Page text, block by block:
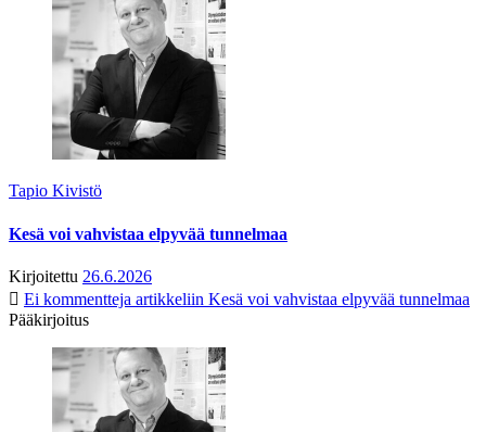
Tapio Kivistö
Kesä voi vahvistaa elpyvää tunnelmaa
Kirjoitettu 26.6.2026
Ei kommentteja artikkeliin Kesä voi vahvistaa elpyvää tunnelmaa
Pääkirjoitus